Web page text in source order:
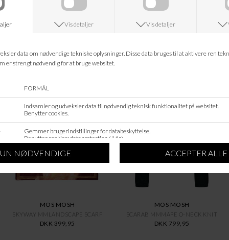
Hvad koster fragten?
Returret?
Leveringstid?
MOS MOSH
SKYWAY MMLANDSCAPE SCARF
DKK 399,95
MOS MOSH
SCARAB MMMAPE O-NECK KNIT
DKK 799,95